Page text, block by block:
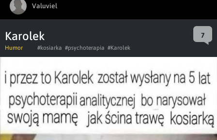
Valuviel
Karolek 7
Humor #kosiarka #psychoterapia #Karolek